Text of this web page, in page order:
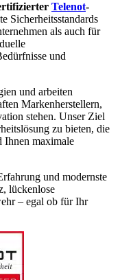
Telenot-
Sicherheitsstandards
als auch für
und
und arbeiten
Markenherstellern,
stehen. Unser Ziel
zu bieten, die
Ihnen maximale
und modernste
lückenlose
– egal ob für Ihr